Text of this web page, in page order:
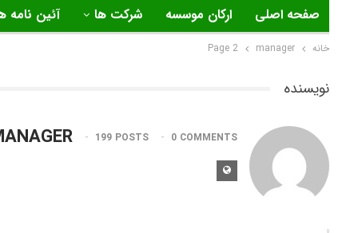
صفحه اصلی ارکان موسسه شرکت ها آئین نامه
خانه manager
Page 2
نویسنده
199 POSTS 0 COMMENTS